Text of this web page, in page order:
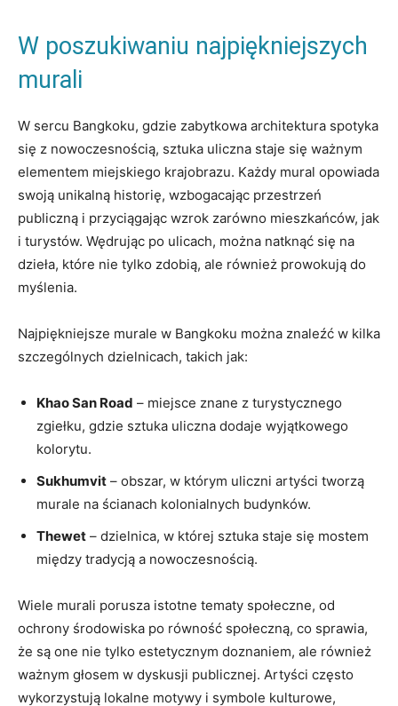
W poszukiwaniu najpiękniejszych
murali
W sercu Bangkoku, gdzie zabytkowa architektura spotyka
się z nowoczesnością, sztuka uliczna staje się ważnym
elementem miejskiego krajobrazu. Każdy mural opowiada
swoją unikalną historię, wzbogacając przestrzeń
publiczną i przyciągając wzrok zarówno mieszkańców, jak
i turystów. Wędrując po ulicach, można natknąć się na
dzieła, które nie tylko zdobią, ale również prowokują do
myślenia.
Najpiękniejsze murale w Bangkoku można znaleźć w kilka
szczególnych dzielnicach, takich jak:
Khao San Road – miejsce znane z turystycznego
zgiełku, gdzie sztuka uliczna dodaje wyjątkowego
kolorytu.
Sukhumvit – obszar, w którym uliczni artyści tworzą
murale na ścianach kolonialnych budynków.
Thewet – dzielnica, w której sztuka staje się mostem
między tradycją a nowoczesnością.
Wiele murali porusza istotne tematy społeczne, od
ochrony środowiska po równość społeczną, co sprawia,
że są one nie tylko estetycznym doznaniem, ale również
ważnym głosem w dyskusji publicznej. Artyści często
wykorzystują lokalne motywy i symbole kulturowe,